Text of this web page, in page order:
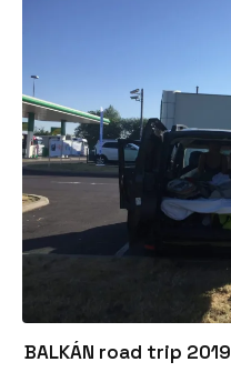
BALKÁN road trip 2019